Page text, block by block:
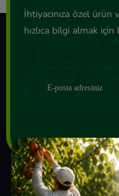
İhtiyacınıza özel
hızlıca bilgi almak için